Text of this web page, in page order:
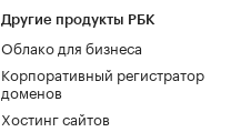
Другие продукты РБК
Облако для бизнеса
Корпоративный регистратор
доменов
Хостинг сайтов